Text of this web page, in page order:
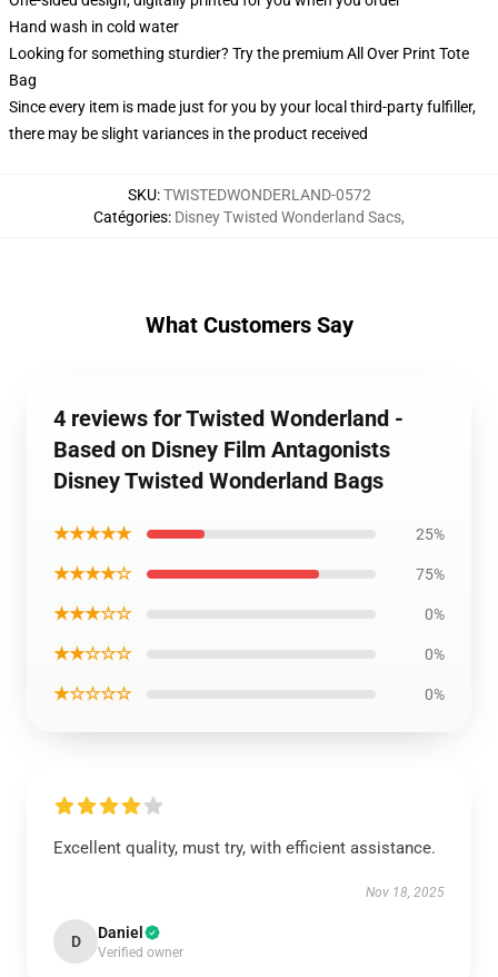
Hand wash in cold water
Looking for something sturdier? Try the premium All Over Print Tote
Bag
Since every item is made just for you by your local third-party fulfiller,
there may be slight variances in the product received
SKU:TWISTEDWONDERLAND-0572
Catégories: Disney Twisted Wonderland Sacs,
What Customers Say
4 reviews for Twisted Wonderland -
Based on Disney Film Antagonists
Disney Twisted Wonderland Bags
★★★★★ 25%
★★★★☆ 75%
★★★☆☆ 0%
★★☆☆☆ 0%
★☆☆☆☆ 0%
Excellent quality, must try, with efficient assistance.
Nov 18, 2025
D Daniel
Verified owner